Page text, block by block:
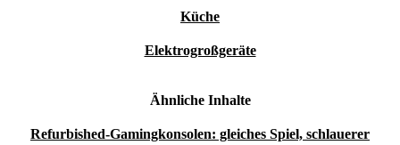
Küche
Elektrogroßgeräte
Ähnliche Inhalte
Refurbished-Gamingkonsolen: gleiches Spiel, schlauerer